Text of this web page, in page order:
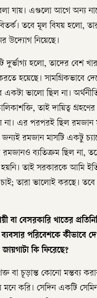
যায়। এগুলো আগে অন্য
তবে মূল বিষয় হলো,
উদ্যোগ নিয়েছে।
হলো, তাদের বেশ
হয়েছে। সামগ্রিকভাবে
একটা ভালো ছিল না।
তাই দায়িত্ব
এর পরপরই ছিল রমজান
রমজান মাসটি একটু
ব্যতিক্রম ছিল না,
তাই সরকারকে আমি
চাই; তারা ভালোই করছে।
বা বেসরকারি খাতের
পরিবেশকে কীভাবে
কি ফিরেছে?
বা চূড়ান্ত কোনো মন্তব্য
করি। সেদিন একটি